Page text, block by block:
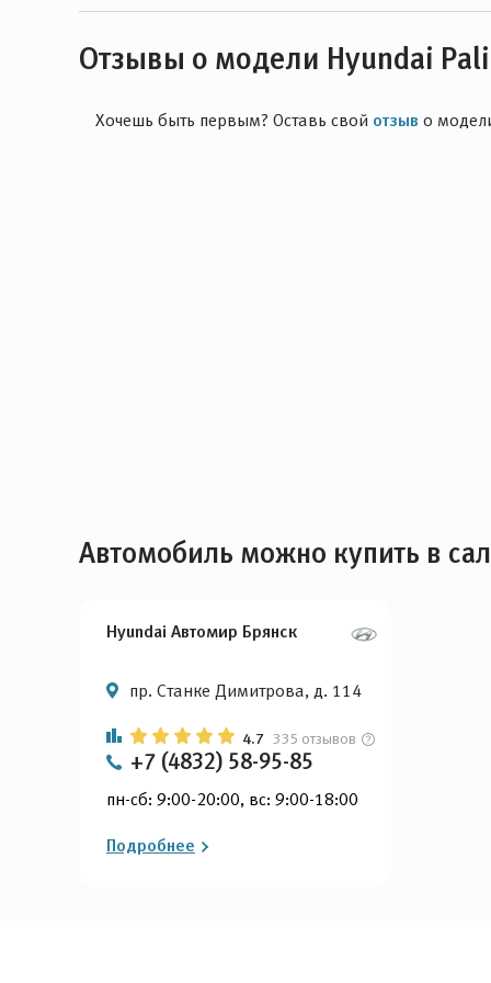
Отзывы о модели Hyundai
Хочешь быть первым? Оставь свой отзыв о
Автомобиль можно купить в
Hyundai Автомир Брянск
пр. Станке Димитрова, д. 114
4.7 335 отзывов
+7 (4832) 58-95-85
пн-сб: 9:00-20:00, вс: 9:00-18:00
Подробнее